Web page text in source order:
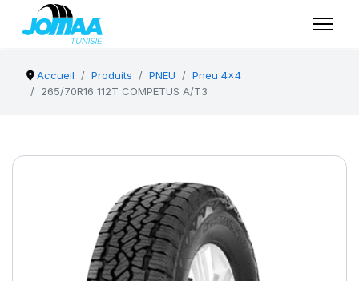
Accueil Produits PNEU
Pneu 4x4
265/70R16 112T COMPETUS A/T3